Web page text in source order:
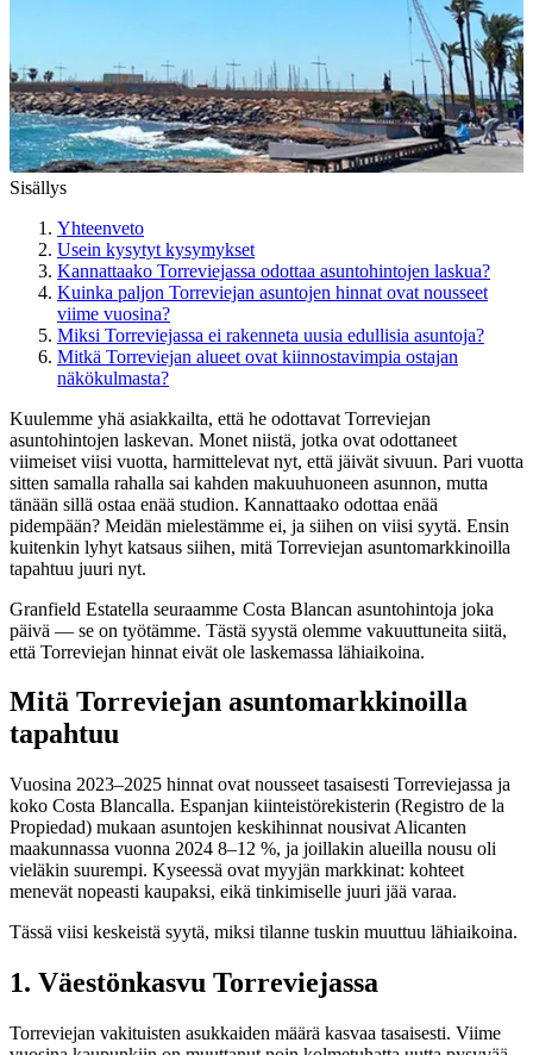
Sisällys
Yhteenveto
Usein kysytyt kysymykset
Kannattaako Torreviejassa odottaa asuntohintojen laskua?
Kuinka paljon Torreviejan asuntojen hinnat ovat nousseet
viime vuosina?
Miksi Torreviejassa ei rakenneta uusia edullisia asuntoja?
Mitkä Torreviejan alueet ovat kiinnostavimpia ostajan
näkökulmasta?
Kuulemme yhä asiakkailta, että he odottavat Torreviejan
asuntohintojen laskevan. Monet niistä, jotka ovat odottaneet
viimeiset viisi vuotta, harmittelevat nyt, että jäivät sivuun. Pari vuotta
sitten samalla rahalla sai kahden makuuhuoneen asunnon, mutta
tänään sillä ostaa enää studion. Kannattaako odottaa enää
pidempään? Meidän mielestämme ei, ja siihen on viisi syytä. Ensin
kuitenkin lyhyt katsaus siihen, mitä Torreviejan asuntomarkkinoilla
tapahtuu juuri nyt.
Granfield Estatella seuraamme Costa Blancan asuntohintoja joka
päivä — se on työtämme. Tästä syystä olemme vakuuttuneita siitä,
että Torreviejan hinnat eivät ole laskemassa lähiaikoina.
Mitä Torreviejan asuntomarkkinoilla
tapahtuu
Vuosina 2023–2025 hinnat ovat nousseet tasaisesti Torreviejassa ja
koko Costa Blancalla. Espanjan kiinteistörekisterin (Registro de la
Propiedad) mukaan asuntojen keskihinnat nousivat Alicanten
maakunnassa vuonna 2024 8–12 %, ja joillakin alueilla nousu oli
vieläkin suurempi. Kyseessä ovat myyjän markkinat: kohteet
menevät nopeasti kaupaksi, eikä tinkimiselle juuri jää varaa.
Tässä viisi keskeistä syytä, miksi tilanne tuskin muuttuu lähiaikoina.
1. Väestönkasvu Torreviejassa
Torreviejan vakituisten asukkaiden määrä kasvaa tasaisesti. Viime